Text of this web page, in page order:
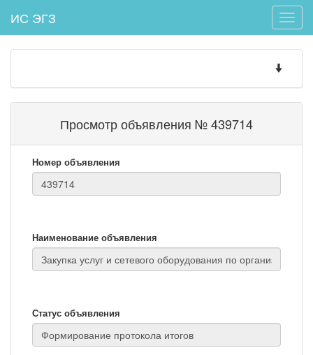
Toggle
ИС ЭГЗ
Toggle
Просмотр объявления № 439714
Номер объявления
Наименование объявления
Статус объявления